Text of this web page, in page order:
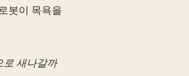
봇이 목욕을
로 새나갈까